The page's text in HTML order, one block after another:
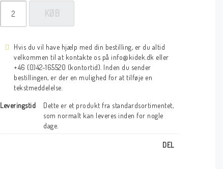
KØB
Hvis du vil have hjælp med din bestilling, er du altid
velkommen til at kontakte os på info@kidek.dk eller
+46 (0)42-165520 (kontortid). Inden du sender
bestillingen, er der en mulighed for at tilføje en
tekstmeddelelse.
Leveringstid
Dette er et produkt fra standardsortimentet,
som normalt kan leveres inden for nogle
dage.
DEL